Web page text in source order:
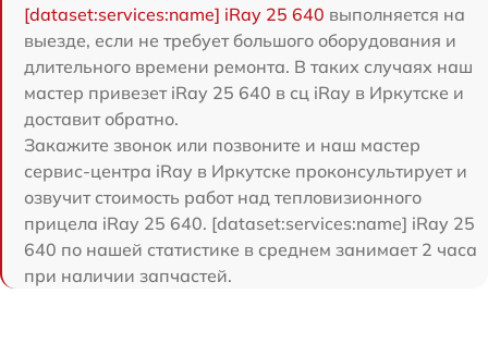
[dataset:services:name] iRay 25 640 выполняется на
выезде, если не требует большого оборудования и
длительного времени ремонта. В таких случаях наш
мастер привезет iRay 25 640 в сц iRay в Иркутске и
доставит обратно.
Закажите звонок или позвоните и наш мастер
сервис-центра iRay в Иркутске проконсультирует и
озвучит стоимость работ над тепловизионного
прицела iRay 25 640. [dataset:services:name] iRay 25
640 по нашей статистике в среднем занимает 2 часа
при наличии запчастей.